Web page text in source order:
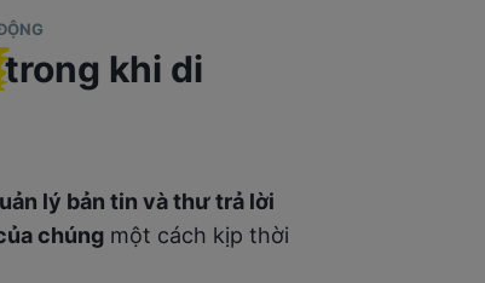
trong khi di
lý bản tin và thư trả lời
chúng một cách kịp thời